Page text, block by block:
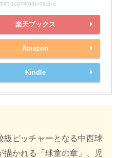
館 1997年08月08日頃
楽天ブックス
Amazon
Kindle
級ピッチャーとなる中西球
かれる「球童の章」、児